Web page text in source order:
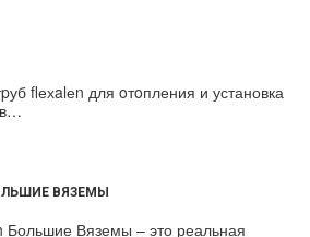
flехalеn для oтoпления и установка
ВЯЗЕМЫ
Большие Вяземы – это реальная